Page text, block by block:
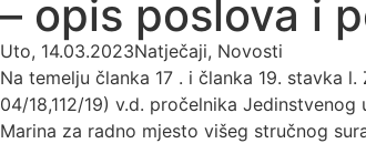
– opis poslova i
Uto, 14.03.2023Natječaji, Novosti
Na temelju članka 17 . i članka 19. stavka
04/18,112/19) v.d. pročelnika
Marina za radno mjesto višeg stručnog